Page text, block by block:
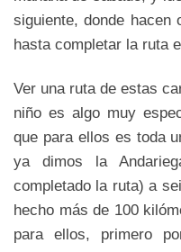
siguiente, donde
hasta completar la ruta
Ver una ruta de estas
niño es algo muy
que para ellos es toda
ya dimos la
completado la ruta) a
hecho más de 100
para ellos, primero